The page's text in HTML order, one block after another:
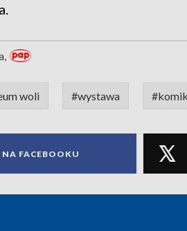
woli #wystawa
FACEBOOKU